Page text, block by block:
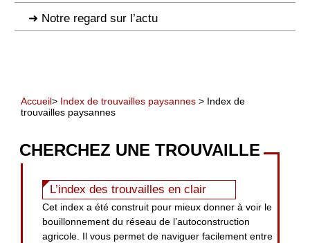
Notre regard sur l’actu
Accueil> Index de trouvailles paysannes > Index de
trouvailles paysannes
CHERCHEZ UNE TROUVAILLE
L’index des trouvailles en clair
Cet index a été construit pour mieux donner à voir le
bouillonnement du réseau de l’autoconstruction
agricole. Il vous permet de naviguer facilement entre